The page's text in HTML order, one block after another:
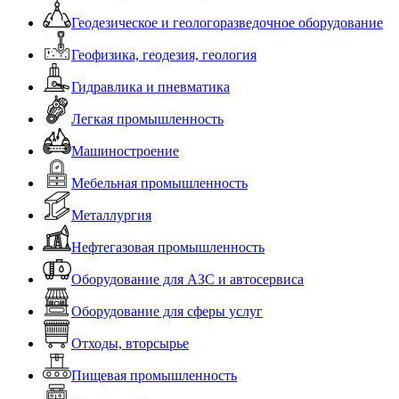
Геодезическое и геологоразведочное оборудование
Геофизика, геодезия, геология
Гидравлика и пневматика
Легкая промышленность
Машиностроение
Мебельная промышленность
Металлургия
Нефтегазовая промышленность
Оборудование для АЗС и автосервиса
Оборудование для сферы услуг
Отходы, вторсырье
Пищевая промышленность